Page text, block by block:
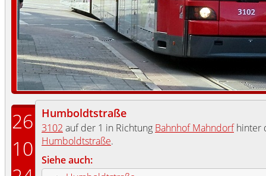
26
10
Humboldtstraße
3102 auf der 1 in Richtung Bahnhof Mahndorfhinter
Humboldtstraße.
Siehe auch: